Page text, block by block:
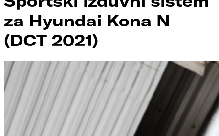
za Hyundai Kona N
(DCT 2021)